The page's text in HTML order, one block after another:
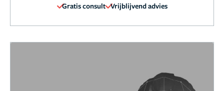
Gratis consult Vrijblijvend advies